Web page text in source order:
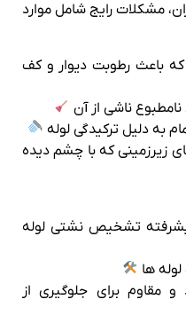
مشکلات رایج شامل موارد
باعث رطوبت دیوار و کف
ناشی از آن
به دلیل ترکیدگی لوله
زیرزمینی که با چشم دیده
تشخیص نشتی لوله
ها
و مقاوم برای جلوگیری از